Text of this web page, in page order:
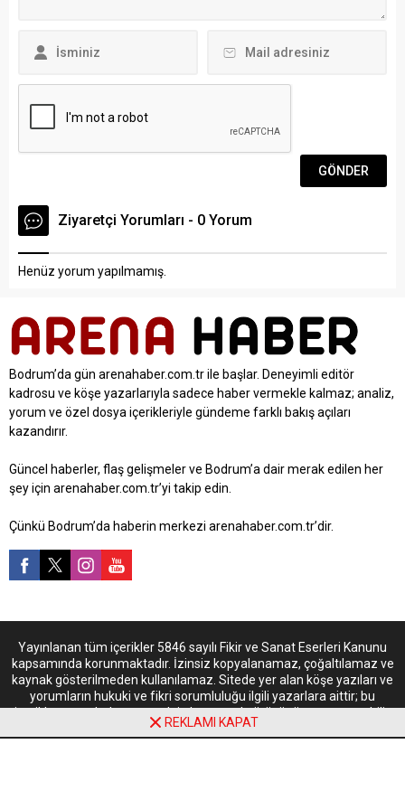
Ziyaretçi Yorumları - 0 Yorum
Henüz yorum yapılmamış.
Bodrum’da gün arenahaber.com.tr ile başlar. Deneyimli editör
kadrosu ve köşe yazarlarıyla sadece haber vermekle kalmaz; analiz,
yorum ve özel dosya içerikleriyle gündeme farklı bakış açıları
kazandırır.
Güncel haberler, flaş gelişmeler ve Bodrum’a dair merak edilen her
şey için arenahaber.com.tr’yi takip edin.
Çünkü Bodrum’da haberin merkezi arenahaber.com.tr’dir.
Yayınlanan tüm içerikler 5846 sayılı Fikir ve Sanat Eserleri Kanunu
kapsamında korunmaktadır. İzinsiz kopyalanamaz, çoğaltılamaz ve
kaynak gösterilmeden kullanılamaz. Sitede yer alan köşe yazıları ve
yorumların hukuki ve fikri sorumluluğu ilgili yazarlara aittir; bu
içerikler arenahaber.com.tr’nin kurumsal görüşünü yansıtmayabilir.
REKLAMI KAPAT